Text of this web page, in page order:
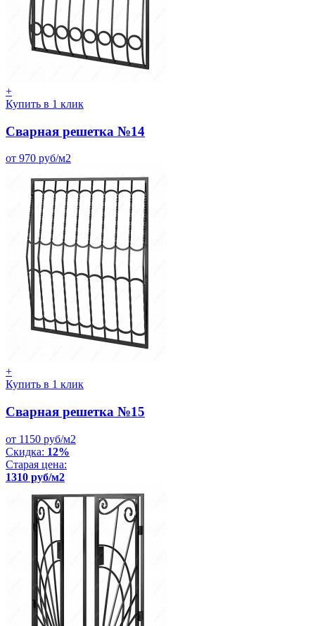
+
Купить в 1 клик
Сварная решетка №14
от 970 руб/м2
+
Купить в 1 клик
Сварная решетка №15
от 1150 руб/м2
Скидка: 12%
Старая цена:
1310 руб/м2